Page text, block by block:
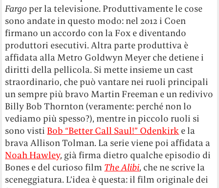
Fargo per la televisione. Produttivamente le cose
sono andate in questo modo: nel 2012 i Coen
firmano un accordo con la Fox e diventando
produttori esecutivi. Altra parte produttiva è
affidata alla Metro Goldwyn Meyer che detiene i
diritti della pellicola. Si mette insieme un cast
straordinario, che può vantare nei ruoli principali
un sempre più bravo Martin Freeman e un redivivo
Billy Bob Thornton (veramente: perché non lo
vediamo più spesso?), mentre in piccolo ruoli si
sono visti Bob “Better Call Saul!” Odenkirk e la
brava Allison Tolman. La serie viene poi affidata a
Noah Hawley, già firma dietro qualche episodio di
Bones e del curioso film The Alibi, che ne scrive la
sceneggiatura. L’idea è questa: il film originale dei